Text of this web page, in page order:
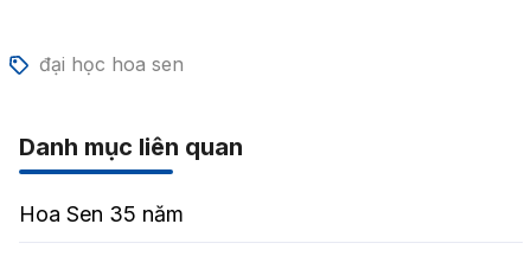
đại học hoa sen
Danh mục liên quan
Hoa Sen 35 năm